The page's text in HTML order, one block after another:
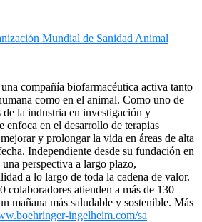
Mundial de Sanidad Animal
compañía biofarmacéutica activa tanto
como en el animal. Como uno de
la industria en investigación y
enfoca en el desarrollo de terapias
y prolongar la vida en áreas de alta
Independiente desde su fundación en
perspectiva a largo plazo,
a lo largo de toda la cadena de valor.
colaboradores atienden a más de 130
mañana más saludable y sostenible. Más
ingelheim.com/sa